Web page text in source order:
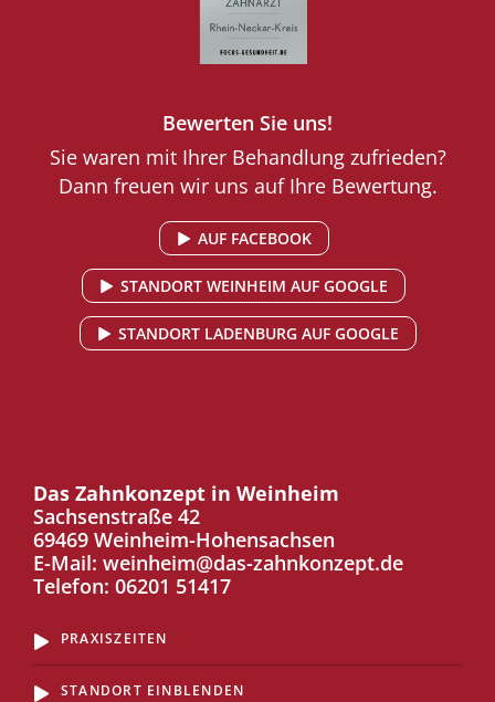
Bewerten Sie uns!
Sie waren mit Ihrer Behandlung zufrieden?
Dann freuen wir uns auf Ihre Bewertung.
AUF FACEBOOK
STANDORT WEINHEIM AUF GOOGLE
STANDORT LADENBURG AUF GOOGLE
Das Zahnkonzept in Weinheim
Sachsenstraße 42
69469 Weinheim-Hohensachsen
E-Mail: weinheim@das-zahnkonzept.de
Telefon: 06201 51417
PRAXISZEITEN
STANDORT EINBLENDEN